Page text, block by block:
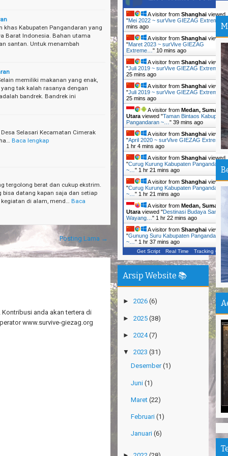
Kabupaten Pangandaran yang
Barat Indonesia. Bahan utama
santan. Untuk menambah
memiliki makanan yang enak,
tak kalah rasanya dengan
bandrek. Bandrek ini
Selasari Kecamatan Cimerak
Baca lengkap
tergolong berat dan cukup ekstrim.
bisa datang kapan saja dan setiap
di alam, mend…
Baca
Posting Lama →
anda akan tertera di
www.survive-giezag.org
A visitor from Shanghai viewed
"Mei 2022 ~ surVive GIEZAG Extreme…
mins ago
A visitor from Shanghai viewed
"Maret 2023 ~ surVive GIEZAG
Extreme… " 11 mins ago
A visitor from Shanghai viewed
"Juli 2019 ~ surVive GIEZAG Extreme…"
25 mins ago
A visitor from Shanghai viewed
"Juli 2019 ~ surVive GIEZAG Extreme… "
25 mins ago
A visitor from Medan, Sumatera
Utara viewed "Taman Bintaos Kabupaten
Pangandaran ~… " 39 mins ago
A visitor from Shanghai viewed
"April 2020 ~ surVive GIEZAG Extreme…
1 hr 4 mins ago
A visitor from Shanghai viewed
"Curug Kurung Kabupaten Pangandaran
~… " 1 hr 21 mins ago
A visitor from Shanghai viewed
"Curug Kurung Kabupaten Pangandaran
~… " 1 hr 21 mins ago
A visitor from Medan, Sumatera
Utara viewed "Destinasi Budaya Sanggar
Wayang… " 1 hr 22 mins ago
A visitor from Shanghai viewed
"Gunung Suru Kabupaten Pangandaran
~… " 1 hr 37 mins ago
Get Script Real Time Tracking ON
Arsip Website 📚
► 2026 (6)
► 2025 (38)
► 2024(7)
▼ 2023 (31)
Desember(1)
Juni (1)
Maret (22)
Februari (1)
Januari (6)